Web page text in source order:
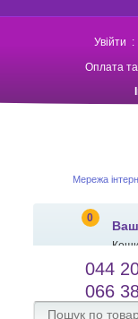
Увійти :
Оплата
Мережа
0
Зворотній зв'язок
044
066